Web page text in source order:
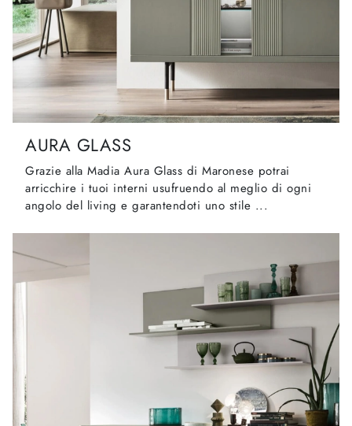
AURA GLASS
Grazie alla Madia Aura Glass di Maronese potrai
arricchire i tuoi interni usufruendo al meglio di ogni
angolo del living e garantendoti uno stile ...